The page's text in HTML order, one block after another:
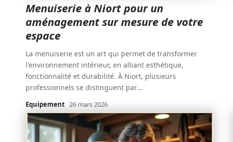
Menuiserie à Niort pour un
aménagement sur mesure de votre
espace
La menuiserie est un art qui permet de transformer
l'environnement intérieur, en alliant esthétique,
fonctionnalité et durabilité. À Niort, plusieurs
professionnels se distinguent par…
Equipement 26 mars 2026